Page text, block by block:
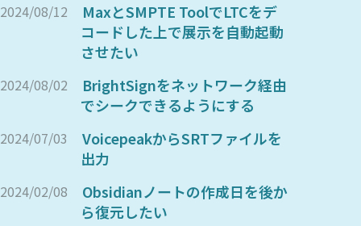
2024/08/12
MaxとSMPTE ToolでLTCをデ
コードした上で展示を自動起動
させたい
2024/08/02
BrightSignをネットワーク経由
でシークできるようにする
2024/07/03
VoicepeakからSRTファイルを
出力
2024/02/08
Obsidianノートの作成日を後か
ら復元したい